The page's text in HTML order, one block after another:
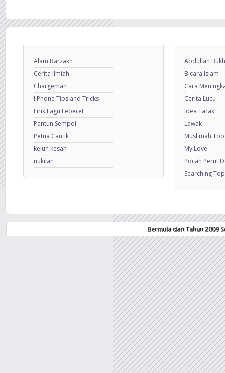
Alam Barzakh
Cerita Ilmiah
Chargeman
I Phone Tips and Tricks
Lirik Lagu Feberet
Pantun Sempoi
Petua Cantik
keluh kesah
nukilan
Abdullah
Bicara Islam
Cara
Cerita Lucu
Idea Tarak
Lawak
Muslimah
My Love
Pocah Perut
Searching
Bermula dari Tahun 2009